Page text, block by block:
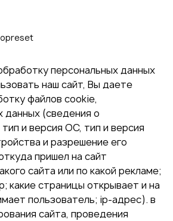
персональных данных
наш сайт, Вы даете
файлов cookie,
данных (сведения о
и версия ОС, тип и версия
и разрешение его
пришел на сайт
сайта или по какой рекламе;
какие страницы открывает и на
пользователь; ip-адрес). в
сайта, проведения